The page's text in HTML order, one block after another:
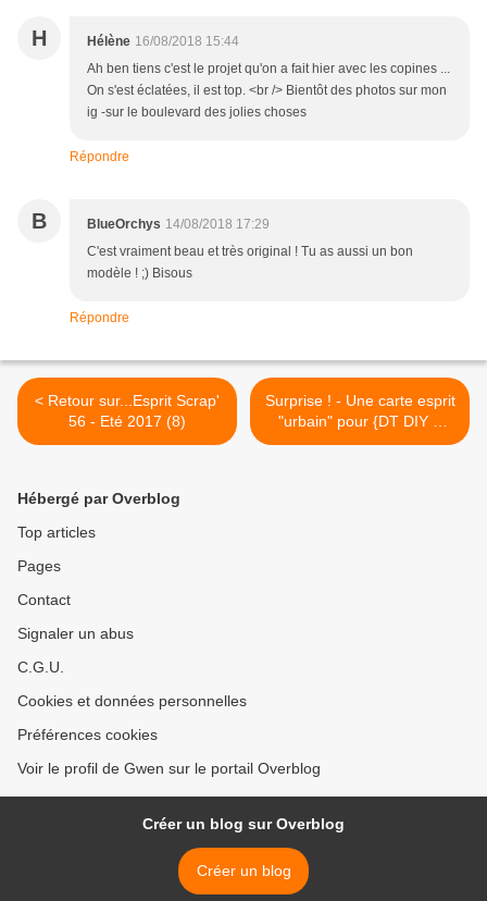
H Hélène 16/08/2018 15:44
Ah ben tiens c'est le projet qu'on a fait hier avec les copines ...
On s'est éclatées, il est top. <br /> Bientôt des photos sur mon
ig -sur le boulevard des jolies choses
Répondre
B BlueOrchys 14/08/2018 17:29
C'est vraiment beau et très original ! Tu as aussi un bon
modèle ! ;) Bisous
Répondre
< Retour sur...Esprit Scrap'
56 - Eté 2017 (8)
Surprise ! - Une carte esprit
"urbain" pour {DT DIY &
Cie} >
Hébergé par Overblog
Top articles
Pages
Contact
Signaler un abus
C.G.U.
Cookies et données personnelles
Préférences cookies
Voir le profil de Gwen sur le portail Overblog
Créer un blog sur Overblog
Créer un blog